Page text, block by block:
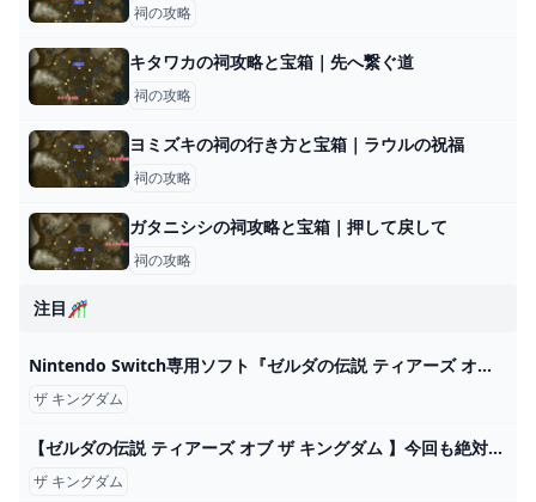
祠の攻略
キタワカの祠攻略と宝箱｜先へ繋ぐ道
祠の攻略
ヨミズキの祠の行き方と宝箱｜ラウルの祝福
祠の攻略
ガタニシシの祠攻略と宝箱｜押して戻して
祠の攻略
注目🎢
Nintendo Switch専用ソフト『ゼルダの伝説 ティアーズ オブ ザ キングダム』の発売時期に合わせて登場した一番くじの再販売が決定！｜ローソン公式サイト
ザ キングダム
【ゼルダの伝説 ティアーズ オブ ザ キングダム 】今回も絶対アツいだろ！ティアキン【初見プレイ】！※ネタバレ注意！#6 - YouTube
ザ キングダム